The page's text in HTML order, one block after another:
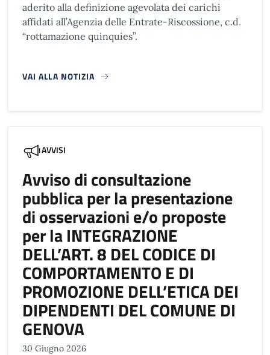
aderito alla definizione agevolata dei carichi
affidati all’Agenzia delle Entrate-Riscossione, c.d.
“rottamazione quinquies”.
VAI ALLA NOTIZIA
AVVISI
Avviso di consultazione
pubblica per la presentazione
di osservazioni e/o proposte
per la INTEGRAZIONE
DELL’ART. 8 DEL CODICE DI
COMPORTAMENTO E DI
PROMOZIONE DELL’ETICA DEI
DIPENDENTI DEL COMUNE DI
GENOVA
30 Giugno 2026